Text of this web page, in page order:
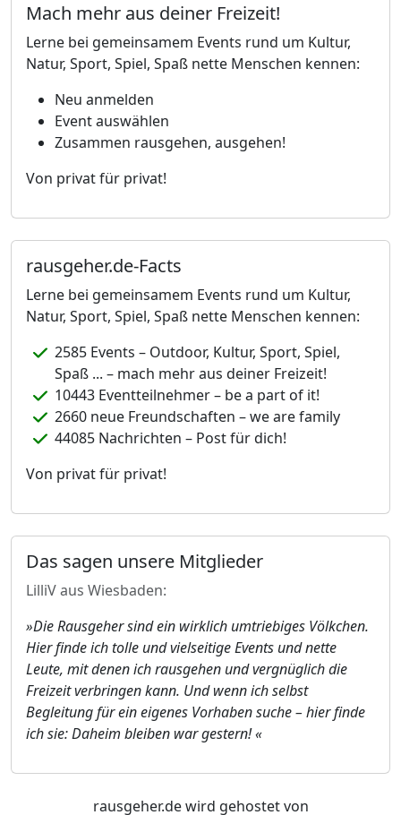
Mach mehr aus deiner Freizeit!
Lerne bei gemeinsamem Events rund um Kultur,
Natur, Sport, Spiel, Spaß nette Menschen kennen:
Neu anmelden
Event auswählen
Zusammen rausgehen, ausgehen!
Von privat für privat!
rausgeher.de-Facts
Lerne bei gemeinsamem Events rund um Kultur,
Natur, Sport, Spiel, Spaß nette Menschen kennen:
2585 Events – Outdoor, Kultur, Sport, Spiel,
Spaß ... – mach mehr aus deiner Freizeit!
10443 Eventteilnehmer – be a part of it!
2660 neue Freundschaften – we are family
44085 Nachrichten – Post für dich!
Von privat für privat!
Das sagen unsere Mitglieder
LilliV aus Wiesbaden:
»Die Rausgeher sind ein wirklich umtriebiges Völkchen.
Hier finde ich tolle und vielseitige Events und nette
Leute, mit denen ich rausgehen und vergnüglich die
Freizeit verbringen kann. Und wenn ich selbst
Begleitung für ein eigenes Vorhaben suche – hier finde
ich sie: Daheim bleiben war gestern! «
rausgeher.de wird gehostet von